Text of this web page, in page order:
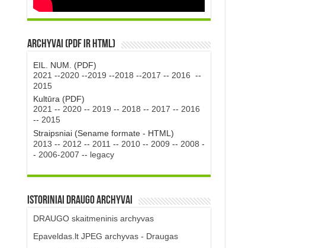
Archyvai (PDF ir HTML)
EIL. NUM. (PDF)
2021 --2020--2019 --2018 --2017 -- 2016 --
2015
Kultūra (PDF)
2021 -- 2020-- 2019 -- 2018 -- 2017 -- 2016
-- 2015
Straipsniai (Sename formate - HTML)
2013 -- 2012 -- 2011 -- 2010-- 2009 -- 2008 -
- 2006-2007 -- legacy
Istoriniai DRAUGO Archyvai
DRAUGO skaitmeninis archyvas
Epaveldas.lt JPEG archyvas - Draugas